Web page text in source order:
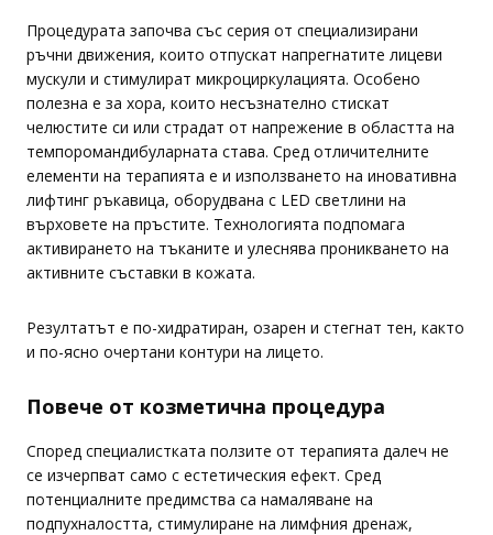
Процедурата започва със серия от специализирани
ръчни движения, които отпускат напрегнатите лицеви
мускули и стимулират микроциркулацията. Особено
полезна е за хора, които несъзнателно стискат
челюстите си или страдат от напрежение в областта на
темпоромандибуларната става. Сред отличителните
елементи на терапията е и използването на иновативна
лифтинг ръкавица, оборудвана с LED светлини на
върховете на пръстите. Технологията подпомага
активирането на тъканите и улеснява проникването на
активните съставки в кожата.
Резултатът е по-хидратиран, озарен и стегнат тен, както
и по-ясно очертани контури на лицето.
Повече от козметична процедура
Според специалистката ползите от терапията далеч не
се изчерпват само с естетическия ефект. Сред
потенциалните предимства са намаляване на
подпухналостта, стимулиране на лимфния дренаж,